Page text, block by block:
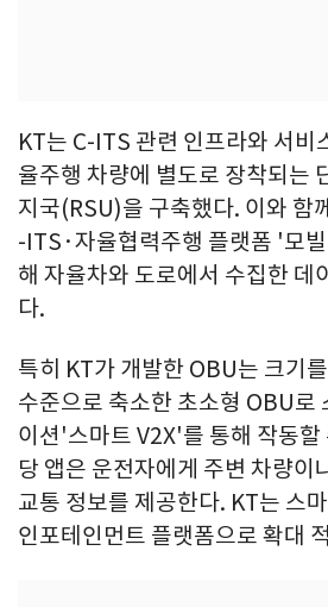
KT는 C-ITS 관련 인프라와 서비
율주행 차량에 별도로 장착되는
지국(RSU)을 구축했다. 이와 함
-ITS·자율협력주행 플랫폼 '모
해 자율차와 도로에서 수집한 데
다.
특히 KT가 개발한 OBU는 크기
수준으로 축소한 초소형 OBU로
이션'스마트 V2X'를 통해 작동할
당 앱은 운전자에게 주변 차량이
교통 정보를 제공한다. KT는 스
인포테인먼트 플랫폼으로 확대